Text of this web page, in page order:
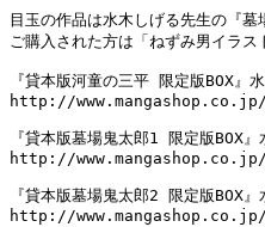
目玉の作品は水木しげる先生の『
ご購入された方は「ねずみ男イラ
『貸本版河童の三平 限定版BOX』
http://www.mangashop.co.jp/
『貸本版墓場鬼太郎1 限定版BOX
http://www.mangashop.co.jp/
『貸本版墓場鬼太郎2 限定版BOX
http://www.mangashop.co.jp/